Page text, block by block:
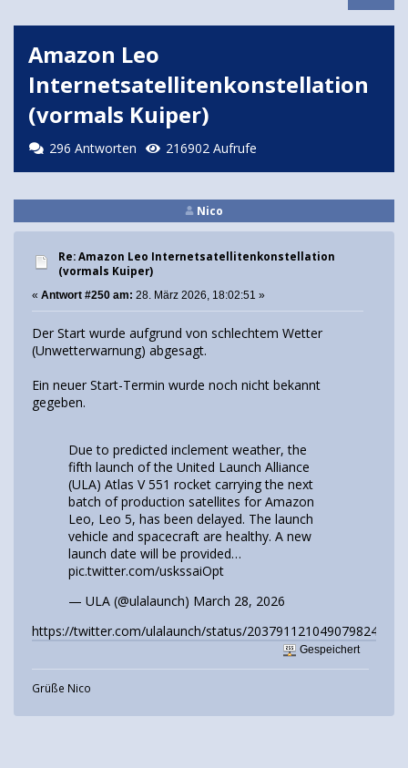
Amazon Leo
Internetsatellitenkonstellation
(vormals Kuiper)
296 Antworten 216902 Aufrufe
Nico
Re: Amazon Leo Internetsatellitenkonstellation
(vormals Kuiper)
« Antwort #250 am: 28. März 2026, 18:02:51 »
Der Start wurde aufgrund von schlechtem Wetter
(Unwetterwarnung) abgesagt.
Ein neuer Start-Termin wurde noch nicht bekannt
gegeben.
Due to predicted inclement weather, the
fifth launch of the United Launch Alliance
(ULA) Atlas V 551 rocket carrying the next
batch of production satellites for Amazon
Leo, Leo 5, has been delayed. The launch
vehicle and spacecraft are healthy. A new
launch date will be provided…
pic.twitter.com/uskssaiOpt
— ULA (@ulalaunch) March 28, 2026
https://twitter.com/ulalaunch/status/2037911210490798243
Gespeichert
Grüße Nico